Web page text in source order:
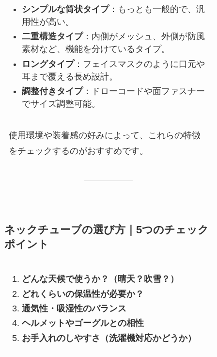
シンプルな筒状タイプ：もっとも一般的で、汎
用性が高い。
二重構造タイプ：内側がメッシュ、外側が防風
素材など、機能を分けているタイプ。
ロングタイプ：フェイスマスクのように口元や
耳まで覆える長め設計。
調整付きタイプ：ドローコードや面ファスナー
でサイズ調整可能。
使用環境や装着感の好みによって、これらの特徴
をチェックするのがおすすめです。
ネックチューブの選び方｜5つのチェック
ポイント
どんな天候で使うか？（晴天？吹雪？）
どれくらいの保温性が必要か？
通気性・吸湿性のバランス
ヘルメットやゴーグルとの相性
お手入れのしやすさ（洗濯機対応かどうか）